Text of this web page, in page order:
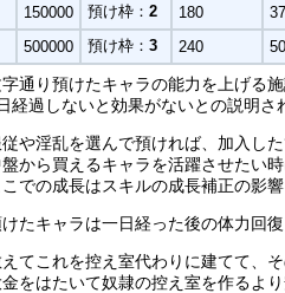
150000 預け枠： 2 180
37
500000 預け枠： 3 240 50
通り預けたキャラの能力を上げる
経過しないと効果がないとの説明さ
従や淫乱を選んで預ければ、加入し
から買えるキャラを活躍させたい
こでの成長はスキルの成長補正の影
たキャラは一日経った後の体力回
てこれを控え室代わりに建てて、
金をはたいて奴隷の控え室を作るよ